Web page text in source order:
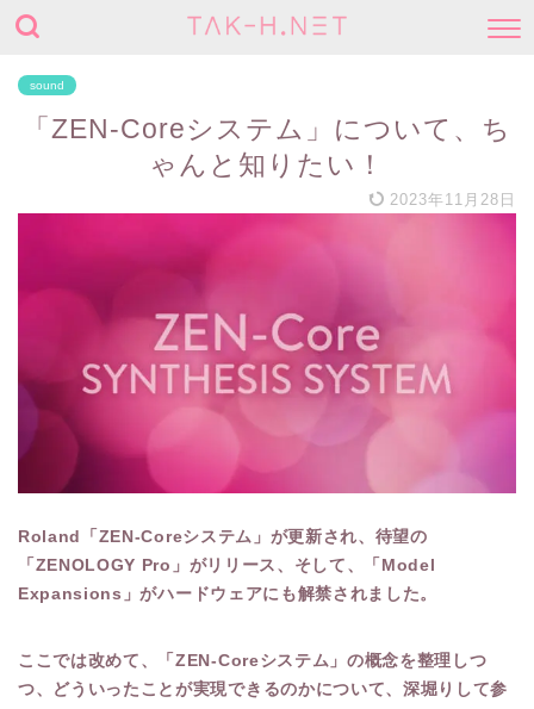
sound
「ZEN-Coreシステム」について、ち
ゃんと知りたい！
2023年11月28日
Roland「ZEN-Coreシステム」が更新され、待望の
「ZENOLOGY Pro」がリリース、そして、「Model
Expansions」がハードウェアにも解禁されました。
ここでは改めて、「ZEN-Coreシステム」の概念を整理しつ
つ、どういったことが実現できるのかについて、深堀りして参